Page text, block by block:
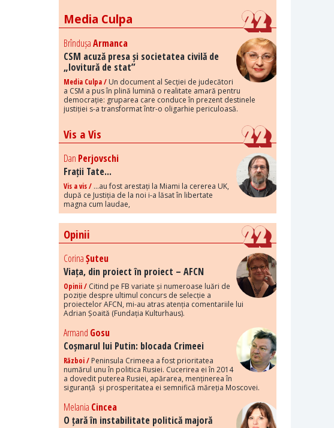
Media Culpa
BrîndușaArmanca
CSM acuză presa și societatea civilă de
„lovitură de stat”
Media Culpa / Un document al Secției de judecători
a CSM a pus în plină lumină o realitate amară pentru
democrație: gruparea care conduce în prezent destinele
justiției s-a transformat într-o oligarhie periculoasă.
Vis a Vis
Dan Perjovschi
Frații Tate...
Vis a vis / ...au fost arestați la Miami la cererea UK,
după ce Justiția de la noi i-a lăsat în libertate
magna cum laudae,
Opinii
CorinaȘuteu
Viața, din proiect în proiect – AFCN
Opinii / Citind pe FB variate și numeroase luări de
poziție despre ultimul concurs de selecție a
proiectelor AFCN, mi-au atras atenția comentariile lui
Adrian Șoaită (Fundația Kulturhaus).
Armand Gosu
Coșmarul lui Putin: blocada Crimeei
Război / Peninsula Crimeea a fost prioritatea
numărul unu în politica Rusiei. Cucerirea ei în 2014
a dovedit puterea Rusiei, apărarea, menținerea în
siguranță și prosperitatea ei semnifică măreția Moscovei.
Melania Cincea
O țară în instabilitate politică majoră